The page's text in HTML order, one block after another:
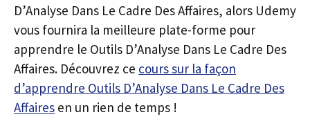
D’Analyse Dans Le Cadre Des Affaires, alors Udemy
vous fournira la meilleure plate-forme pour
apprendre le Outils D’Analyse Dans Le Cadre Des
Affaires. Découvrez ce cours sur la façon
d’apprendre Outils D’Analyse Dans Le Cadre Des
Affaires en un rien de temps !